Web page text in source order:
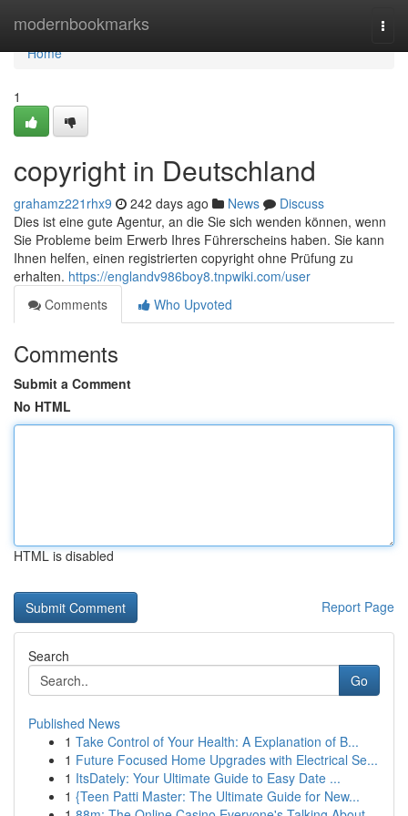
modernbookmarks
Home
Home
1
copyright in Deutschland
grahamz221rhx9 242 days ago News
Discuss
Dies ist eine gute Agentur, an die Sie sich wenden können, wenn
Sie Probleme beim Erwerb Ihres Führerscheins haben. Sie kann
Ihnen helfen, einen registrierten copyright ohne Prüfung zu
erhalten. https://englandv986boy8.tnpwiki.com/user
Comments
Who Upvoted
Comments
Submit a Comment
No HTML
HTML is disabled
Report Page
Search
Go
Published News
1 Take Control of Your Health: A Explanation of B...
1 Future Focused Home Upgrades with Electrical Se...
1 ItsDately: Your Ultimate Guide to Easy Date ...
1 {Teen Patti Master: The Ultimate Guide for New...